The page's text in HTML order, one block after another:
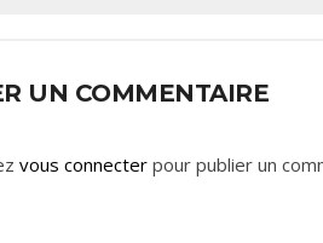
UN COMMENTAIRE
vous connecter pour publier un